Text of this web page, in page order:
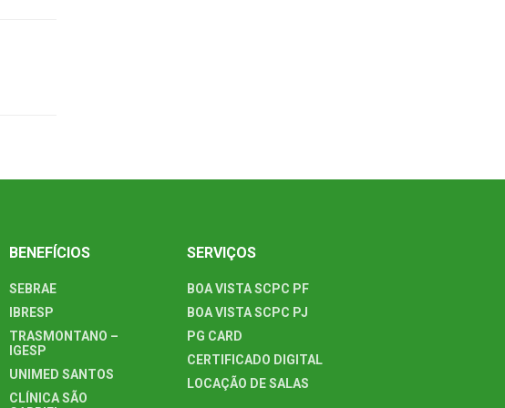
BENEFÍCIOS
SEBRAE
IBRESP
TRASMONTANO –
IGESP
UNIMED SANTOS
CLÍNICA SÃO
SERVIÇOS
BOA VISTA SCPC PF
BOA VISTA SCPC PJ
PG CARD
CERTIFICADO DIGITAL
LOCAÇÃO DE SALAS